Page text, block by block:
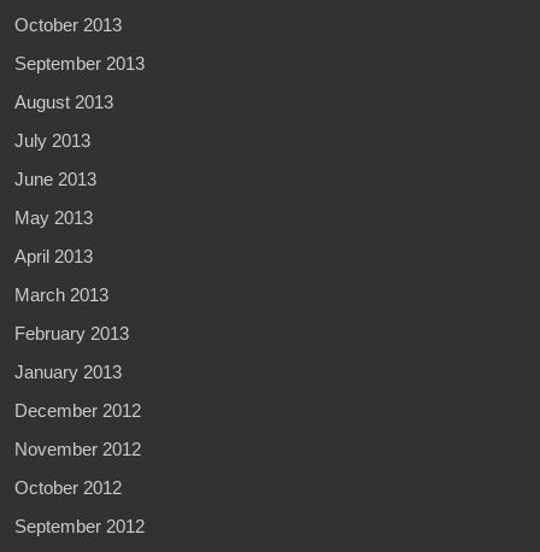
October 2013
September 2013
August 2013
July 2013
June 2013
May 2013
April 2013
March 2013
February 2013
January 2013
December 2012
November 2012
October 2012
September 2012